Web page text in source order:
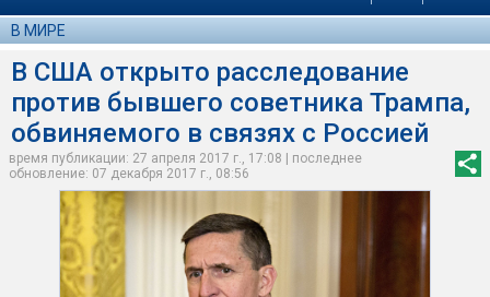
В МИРЕ
В США открыто расследование
против бывшего советника Трампа,
обвиняемого в связях с Россией
время публикации: 27 апреля 2017 г., 17:08 | последнее
обновление: 07 декабря 2017 г., 08:56